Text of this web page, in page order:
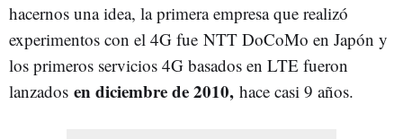
hacernos una idea, la primera empresa que realizó
experimentos con el 4G fue NTT DoCoMo en Japón y
los primeros servicios 4G basados en LTE fueron
lanzados en diciembre de 2010, hace casi 9 años.